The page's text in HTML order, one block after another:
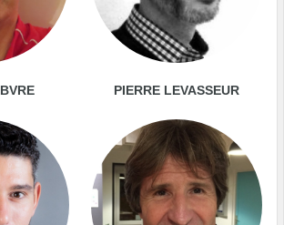
PIERRE LEVASSEUR